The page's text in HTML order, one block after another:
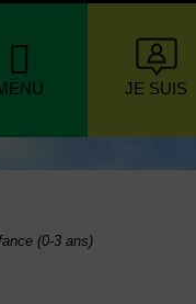
de navigation principale
JE SUIS
(0-3 ans)